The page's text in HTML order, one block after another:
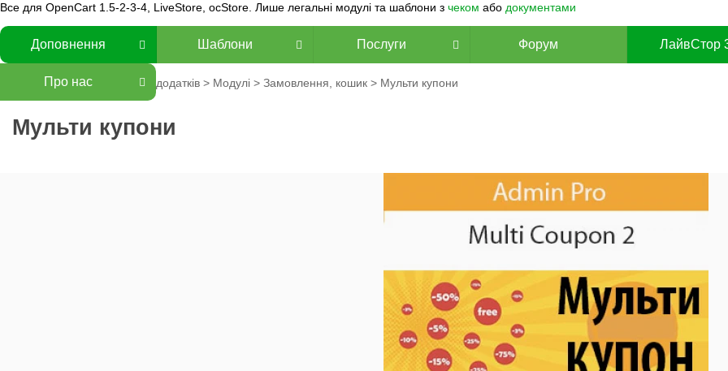
Все для OpenCart 1.5-2-3-4, LiveStore, ocStore. Лише легальні модулі та шаблони з чеком або документами
Доповнення Шаблони Послуги Форум ЛайвСтор
Про нас
додатків> Модулі> Замовлення, кошик> Мульти купони
Мульти купони